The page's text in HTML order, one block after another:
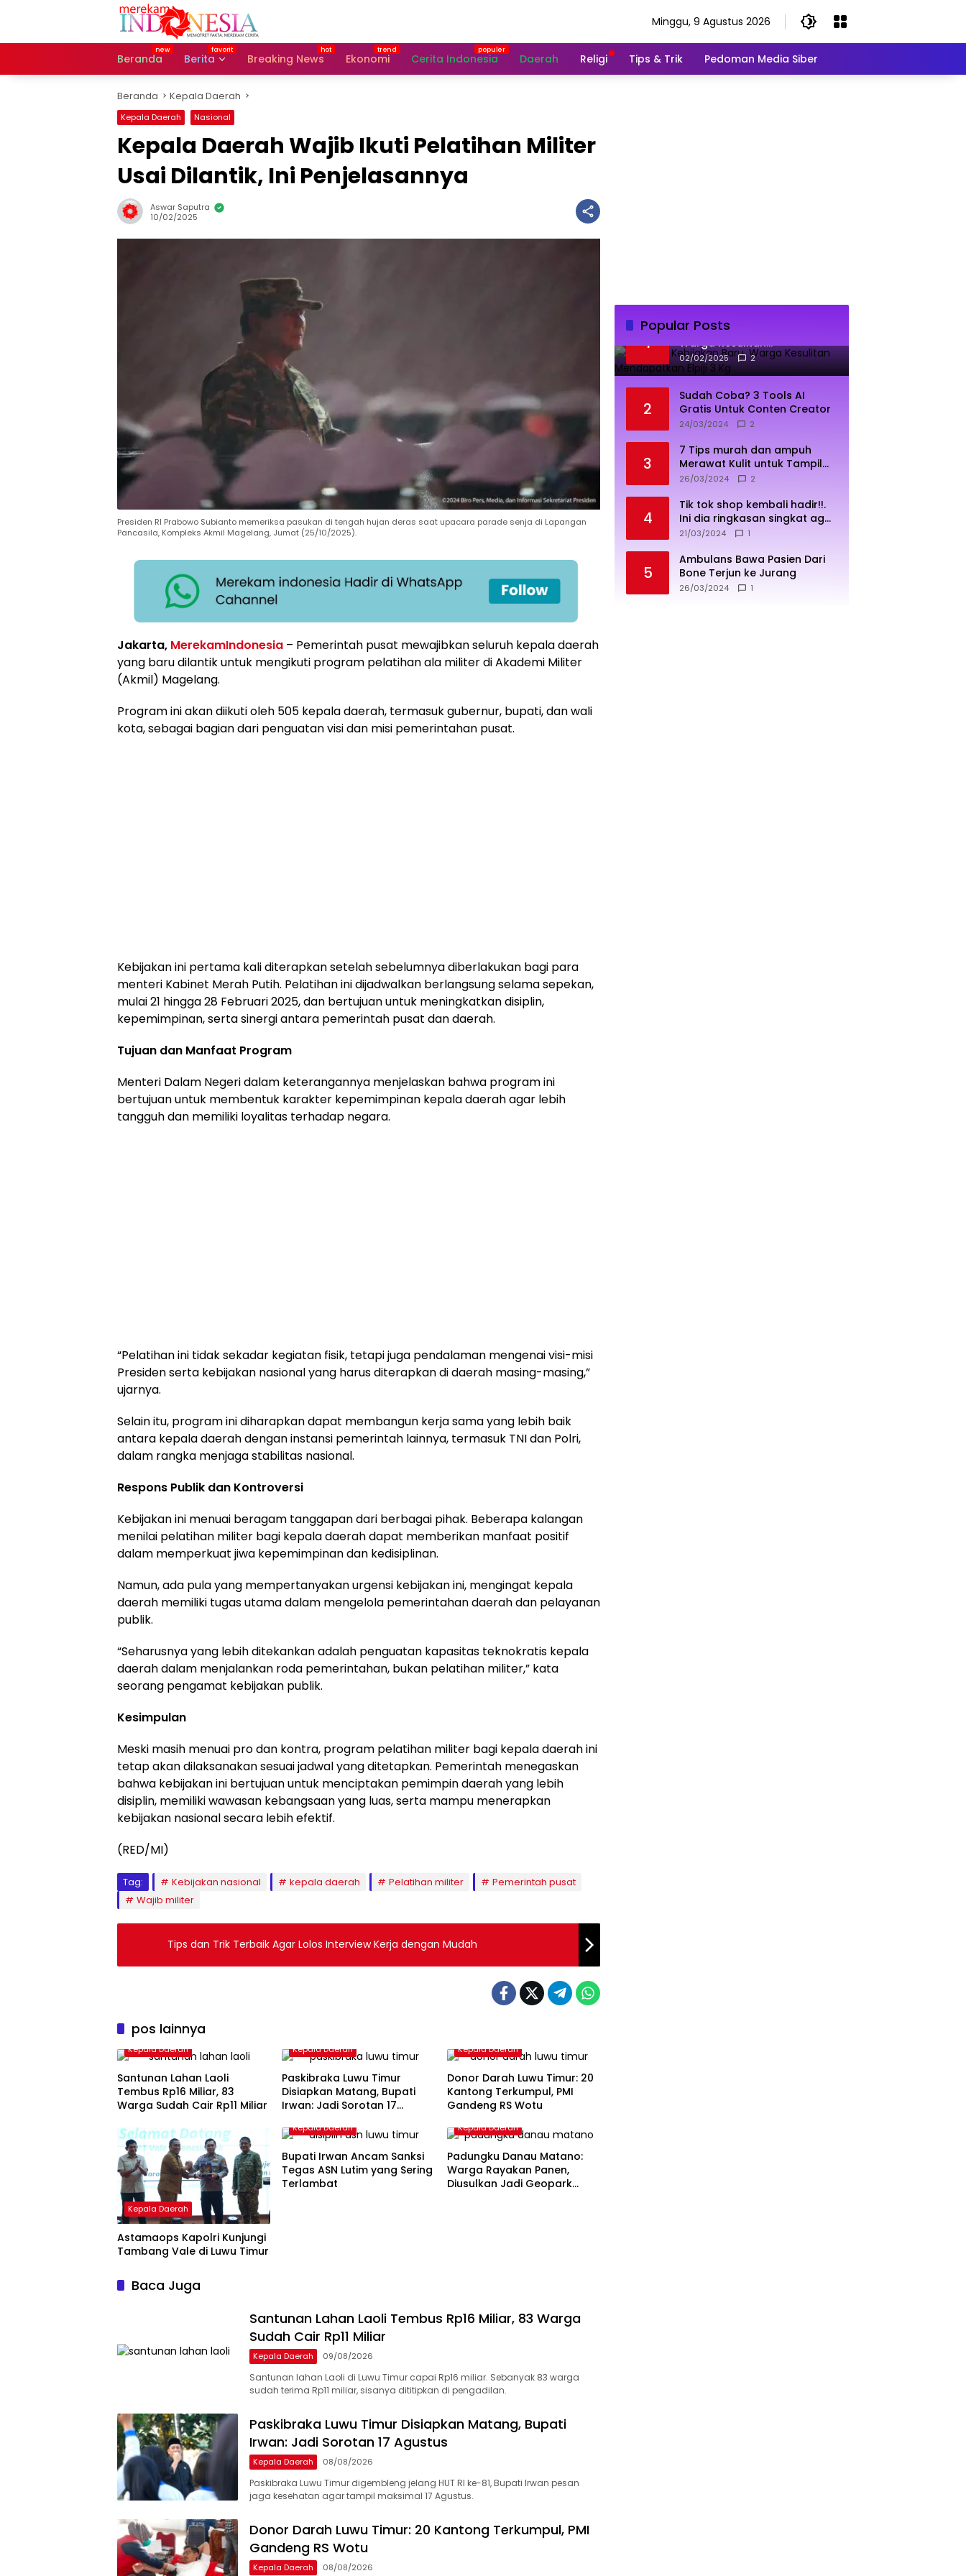
Minggu, 9 Agustus 2026
Beranda Berita Breaking News Ekonomi Cerita Indonesia Daerah Religi Tips & Trik Pedoman Media Siber
Beranda Kepala Daerah
Kepala Daerah Nasional
Kepala Daerah Wajib Ikuti Pelatihan Militer
Usai Dilantik, Ini Penjelasannya
Aswar Saputra
10/02/2025
Presiden RI Prabowo Subianto memeriksa pasukan di tengah hujan deras saat upacara parade senja di Lapangan
Pancasila, Kompleks Akmil Magelang, Jumat (25/10/2025).
Jakarta, MerekamIndonesia – Pemerintah pusat mewajibkan seluruh kepala daerah
yang baru dilantik untuk mengikuti program pelatihan ala militer di Akademi Militer
(Akmil) Magelang.
Program ini akan diikuti oleh 505 kepala daerah, termasuk gubernur, bupati, dan wali
kota, sebagai bagian dari penguatan visi dan misi pemerintahan pusat.
Kebijakan ini pertama kali diterapkan setelah sebelumnya diberlakukan bagi para
menteri Kabinet Merah Putih. Pelatihan ini dijadwalkan berlangsung selama sepekan,
mulai 21 hingga 28 Februari 2025, dan bertujuan untuk meningkatkan disiplin,
kepemimpinan, serta sinergi antara pemerintah pusat dan daerah.
Tujuan dan Manfaat Program
Menteri Dalam Negeri dalam keterangannya menjelaskan bahwa program ini
bertujuan untuk membentuk karakter kepemimpinan kepala daerah agar lebih
tangguh dan memiliki loyalitas terhadap negara.
“Pelatihan ini tidak sekadar kegiatan fisik, tetapi juga pendalaman mengenai visi-misi
Presiden serta kebijakan nasional yang harus diterapkan di daerah masing-masing,”
ujarnya.
Selain itu, program ini diharapkan dapat membangun kerja sama yang lebih baik
antara kepala daerah dengan instansi pemerintah lainnya, termasuk TNI dan Polri,
dalam rangka menjaga stabilitas nasional.
Respons Publik dan Kontroversi
Kebijakan ini menuai beragam tanggapan dari berbagai pihak. Beberapa kalangan
menilai pelatihan militer bagi kepala daerah dapat memberikan manfaat positif
dalam memperkuat jiwa kepemimpinan dan kedisiplinan.
Namun, ada pula yang mempertanyakan urgensi kebijakan ini, mengingat kepala
daerah memiliki tugas utama dalam mengelola pemerintahan daerah dan pelayanan
publik.
“Seharusnya yang lebih ditekankan adalah penguatan kapasitas teknokratis kepala
daerah dalam menjalankan roda pemerintahan, bukan pelatihan militer,” kata
seorang pengamat kebijakan publik.
Kesimpulan
Meski masih menuai pro dan kontra, program pelatihan militer bagi kepala daerah ini
tetap akan dilaksanakan sesuai jadwal yang ditetapkan. Pemerintah menegaskan
bahwa kebijakan ini bertujuan untuk menciptakan pemimpin daerah yang lebih
disiplin, memiliki wawasan kebangsaan yang luas, serta mampu menerapkan
kebijakan nasional secara lebih efektif.
(RED/MI)
Tag: Kebijakan nasional kepala daerah Pelatihan militer
Pemerintah pusat
Wajib militer
Tips dan Trik Terbaik Agar Lolos Interview Kerja dengan Mudah
pos lainnya
Kepala Daerah
Santunan Lahan Laoli
Tembus Rp16 Miliar, 83
Warga Sudah Cair Rp11 Miliar
Kepala Daerah
Paskibraka Luwu Timur
Disiapkan Matang, Bupati
Irwan: Jadi Sorotan 17
Kepala Daerah
Donor Darah Luwu Timur: 20
Kantong Terkumpul, PMI
Gandeng RS Wotu
Kepala Daerah
Astamaops Kapolri Kunjungi
Tambang Vale di Luwu Timur
Kepala Daerah
Bupati Irwan Ancam Sanksi
Tegas ASN Lutim yang Sering
Terlambat
Kepala Daerah
Padungku Danau Matano:
Warga Rayakan Panen,
Diusulkan Jadi Geopark
Baca Juga
Santunan Lahan Laoli Tembus Rp16 Miliar, 83 Warga
Sudah Cair Rp11 Miliar
Kepala Daerah 09/08/2026
Santunan lahan Laoli di Luwu Timur capai Rp16 miliar. Sebanyak 83 warga
sudah terima Rp11 miliar, sisanya dititipkan di pengadilan.
Paskibraka Luwu Timur Disiapkan Matang, Bupati
Irwan: Jadi Sorotan 17 Agustus
Kepala Daerah 08/08/2026
Paskibraka Luwu Timur digembleng jelang HUT RI ke-81, Bupati Irwan pesan
jaga kesehatan agar tampil maksimal 17 Agustus.
Donor Darah Luwu Timur: 20 Kantong Terkumpul, PMI
Gandeng RS Wotu
Kepala Daerah 08/08/2026
Popular Posts
1
Dampak Kebijakan Baru,
Warga Kesulitan
Mendapatkan Elpiji 3 Kg
02/02/2025 2
2
Sudah Coba? 3 Tools AI
Gratis Untuk Conten Creator
24/03/2024 2
3
7 Tips murah dan ampuh
Merawat Kulit untuk Tampil
Sehat dan Cerah
26/03/2024 2
4
Tik tok shop kembali hadir!!.
Ini dia ringkasan singkat agar
penjualan lebih sukses
21/03/2024 1
5
Ambulans Bawa Pasien Dari
Bone Terjun ke Jurang
26/03/2024 1